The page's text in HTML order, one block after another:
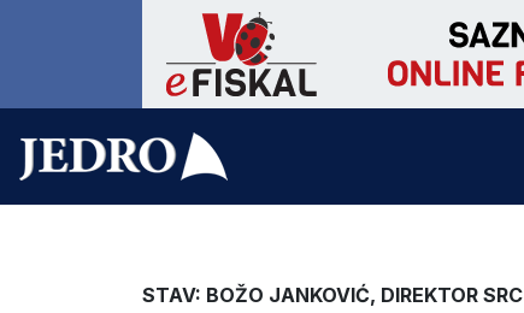
STAV: BOŽO JANKOVIĆ, DIREKTOR SRC